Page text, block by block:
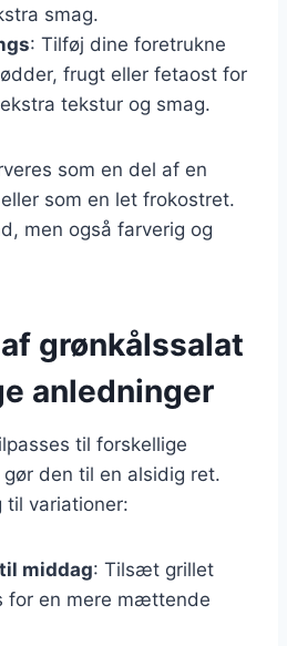
smag.
: Tilføj dine foretrukne
frugt eller fetaost for
tekstur og smag.
som en del af en
som en let frokostret.
men også farverig og
grønkålssalat
anledninger
til forskellige
den til en alsidig ret.
til variationer:
middag: Tilsæt grillet
for en mere mættende